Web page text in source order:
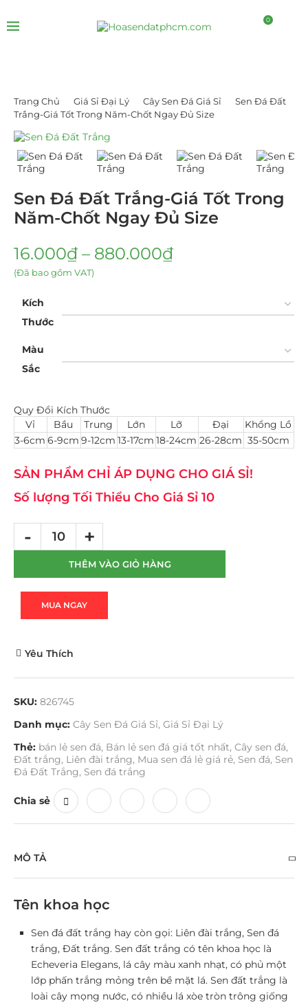
0
Trang Chủ Giá Sỉ Đại Lý Cây Sen Đá Giá Sỉ
Sen Đá Đất
Trắng-Giá Tốt Trong Năm-Chốt Ngay Đủ Size
Sen Đá Đất Trắng-Giá Tốt Trong
Năm-Chốt Ngay Đủ Size
16.000₫ – 880.000₫
(Đã bao gồm VAT)
Kích
Thước
Màu
Sắc
Quy Đổi Kích Thước
Vỉ
Bầu Trung Lớn Lỡ Đại
Khổng Lồ
3-6cm 6-9cm 9-12cm 13-17cm 18-24cm 26-28cm 35-50cm
SẢN PHẨM CHỈ ÁP DỤNG CHO GIÁ SỈ!
Số lượng Tối Thiểu Cho Giá Sỉ 10
THÊM VÀO GIỎ HÀNG
MUA NGAY
Yêu Thích
SKU: 826745
Danh mục: Cây Sen Đá Giá Sỉ, Giá Sỉ Đại Lý
Thẻ: bán lẻ sen đá, Bán lẻ sen đá giá tốt nhất, Cây sen đá,
Đất trắng, Liên đài trắng, Mua sen đá lẻ giá rẻ, Sen đá, Sen
Đá Đất Trắng, Sen đá trắng
Chia sẻ
MÔ TẢ
Tên khoa học
Sen đá đất trắng hay còn gọi: Liên đài trắng, Sen đá
trắng, Đất trắng. Sen đất trắng có tên khoa học là
Echeveria Elegans, lá cây màu xanh nhạt, có phủ một
lớp phấn trắng mỏng trên bề mặt lá. Sen đất trắng là
loài cây mọng nước, có nhiều lá xòe tròn trông giống